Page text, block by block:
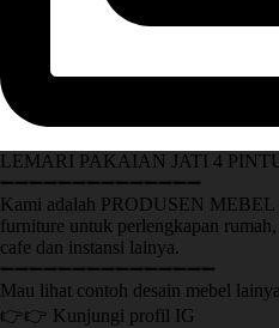
LEMARI PAKAIAN JATI 4
➖➖➖➖➖➖➖➖➖➖➖➖➖➖
Kami adalah PRODUSEN MEBEL
furniture untuk perlengkapan
cafe dan instansi lainya.
➖➖➖➖➖➖➖➖➖➖➖➖➖➖➖
Mau lihat contoh desain mebel
👉👉 Kunjungi profil IG